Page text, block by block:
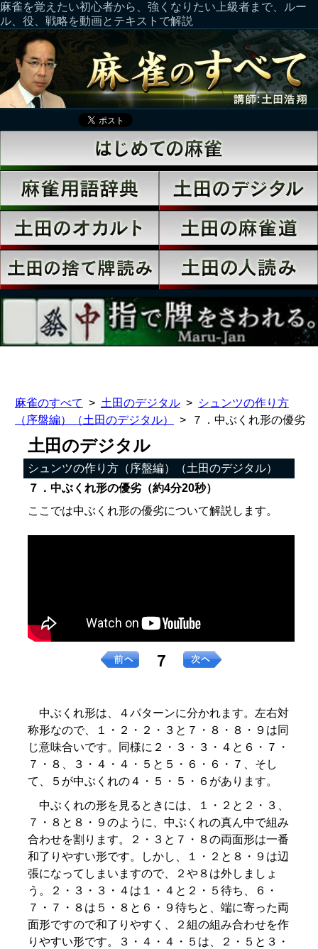
麻雀を覚えたい初心者から、強くなりたい上級者まで、ルー
ル、役、戦略を動画とテキストで解説
麻雀のすべて 土田のデジタル
シュンツの作り方
（序盤編）（土田のデジタル）
７．中ぶくれ形の優劣
土田のデジタル
シュンツの作り方（序盤編）（土田のデジタル）
７．中ぶくれ形の優劣（約4分20秒）
ここでは中ぶくれ形の優劣について解説します。
７
中ぶくれ形は、４パターンに分かれます。左右対
称形なので、１・２・２・３と７・８・８・９は同
じ意味合いです。同様に２・３・３・４と６・７・
７・８、３・４・４・５と５・６・６・７、そし
て、５が中ぶくれの４・５・５・６があります。
中ぶくれの形を見るときには、１・２と２・３、
７・８と８・９のように、中ぶくれの真ん中で組み
合わせを割ります。２・３と７・８の両面形は一番
和了りやすい形です。しかし、１・２と８・９は辺
張になってしまいますので、２や８は外しましょ
う。２・３・３・４は１・４と２・５待ち、６・
７・７・８は５・８と６・９待ちと、端に寄った両
面形ですので和了りやすく、２組の組み合わせを作
りやすい形です。３・４・４・５は、２・５と３・